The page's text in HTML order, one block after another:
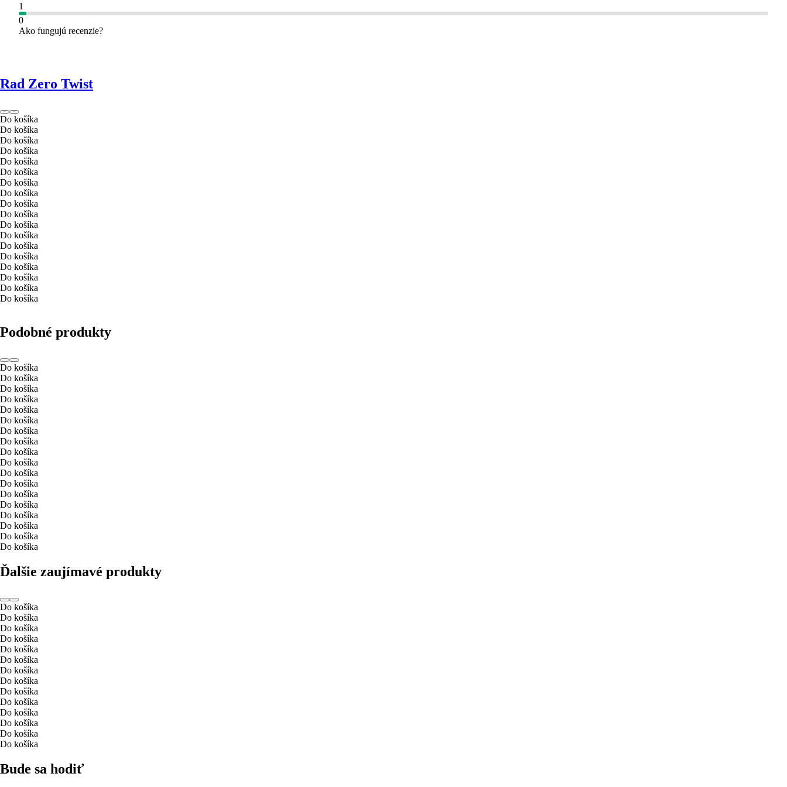
1
0
Ako fungujú recenzie?
Rad Zero Twist
Do košíka
Do košíka
Do košíka
Do košíka
Do košíka
Do košíka
Do košíka
Do košíka
Do košíka
Do košíka
Do košíka
Do košíka
Do košíka
Do košíka
Do košíka
Do košíka
Do košíka
Do košíka
Podobné produkty
Do košíka
Do košíka
Do košíka
Do košíka
Do košíka
Do košíka
Do košíka
Do košíka
Do košíka
Do košíka
Do košíka
Do košíka
Do košíka
Do košíka
Do košíka
Do košíka
Do košíka
Do košíka
Ďalšie zaujímavé produkty
Do košíka
Do košíka
Do košíka
Do košíka
Do košíka
Do košíka
Do košíka
Do košíka
Do košíka
Do košíka
Do košíka
Do košíka
Do košíka
Do košíka
Bude sa hodiť